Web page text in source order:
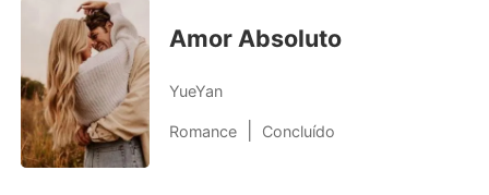
Loja
Histórico
Sair
Gênero
Moderno
Lobisomem
Contos
Amor Absoluto
YueYan
Romance Concluído